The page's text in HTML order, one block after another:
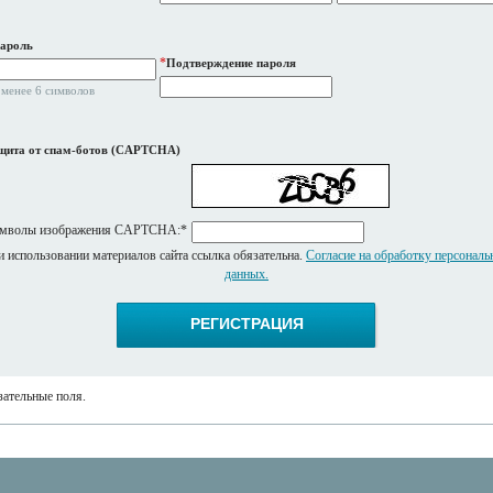
6 символов
*Подтверждение пароля
от спам-ботов (CAPTCHA)
изображения CAPTCHA:*
использовании материалов сайта ссылка обязательна. Согласие на обработку
данных.
поля.